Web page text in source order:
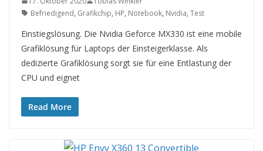
Befriedigend, Grafikchip, HP, Notebook, Nvidia, Test
Einstiegslösung. Die Nvidia Geforce MX330 ist eine mobile
Grafiklösung für Laptops der Einsteigerklasse. Als
dedizierte Grafiklösung sorgt sie für eine Entlastung der
CPU und eignet
Read More